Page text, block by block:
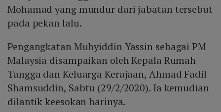
Mohamad yang mundur dari jabatan tersebut
pada pekan lalu.
Pengangkatan Muhyiddin Yassin sebagai PM
Malaysia disampaikan oleh Kepala Rumah
Tangga dan Keluarga Kerajaan, Ahmad Fadil
Shamsuddin, Sabtu (29/2/2020). Ia kemudian
dilantik keesokan harinya.